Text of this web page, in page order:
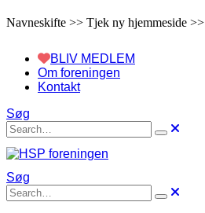
Navneskifte >> Tjek ny hjemmeside >>
BLIV MEDLEM
Om foreningen
Kontakt
Søg
Søg